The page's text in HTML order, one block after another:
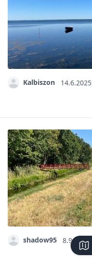
Kalbiszon 14.6.2025
shadow95 8.9.2024